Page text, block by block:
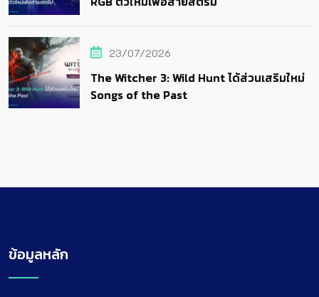
23/07/2026
The Witcher 3: Wild Hunt ได้ส่วนเสริมใหม่
Songs of the Past
ข้อมูลหลัก